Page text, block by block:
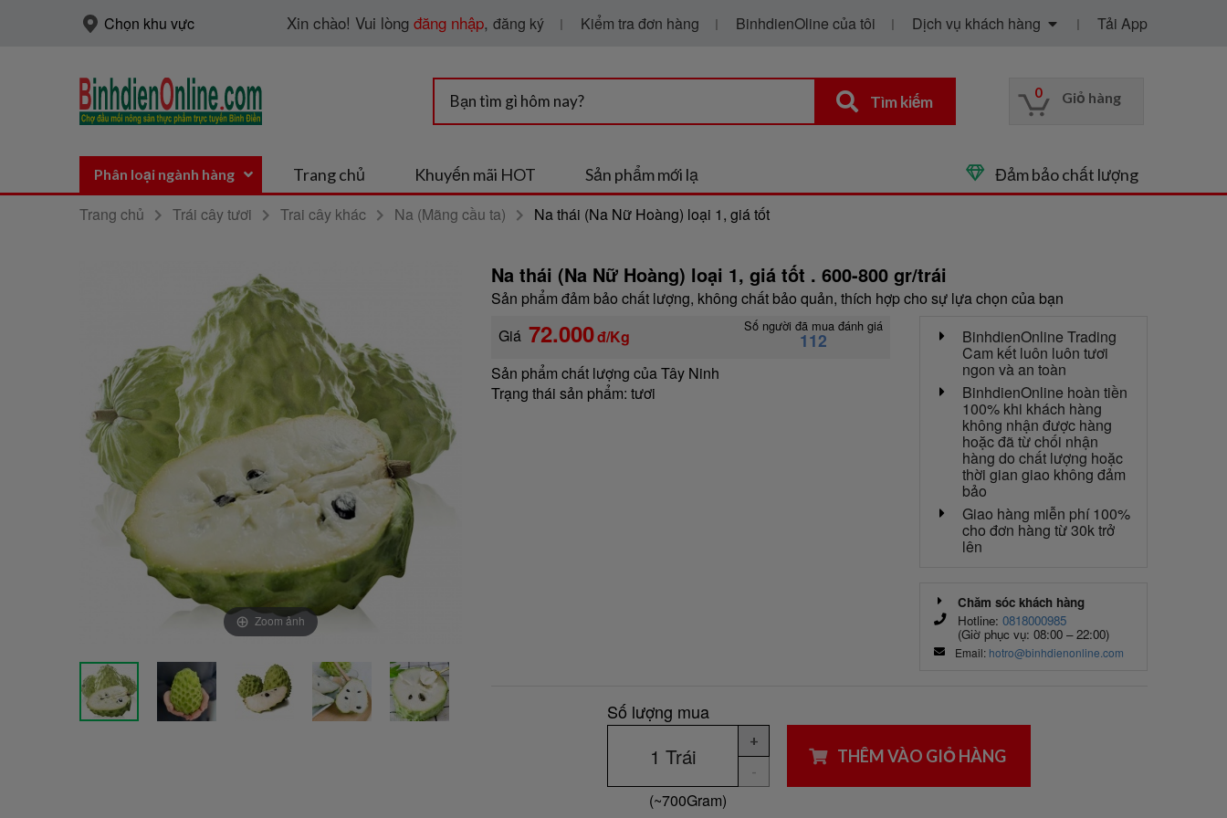
Chọn khu vực Xin chào! Vui lòng đăng nhập, đăng ký Kiểm tra đơn hàng BinhdienOline của tôi Dịch vụ khách hàng Tải App
Tìm kiếm 0 Giỏ hàng
Phân loại ngành hàng Trang chủ Khuyến mãi HOT Sản phẩm mới lạ Đảm bảo chất lượng
Trang chủ Trái cây tươi Trai cây khác Na (Mãng cầu ta) Na thái (Na Nữ Hoàng) loại 1, giá tốt
Zoom ảnh
Na thái (Na Nữ Hoàng) loại 1, giá tốt . 600-800 gr/trái
Sản phẩm đảm bảo chất lượng, không chất bảo quản, thích hợp cho sự lựa chọn của bạn
Giá 72.000đ/Kg
Số người đã mua đánh giá
112
Sản phẩm chất lượng của Tây Ninh
Trạng thái sản phẩm: tươi
BinhdienOnline Trading
Cam kết luôn luôn tươi
ngon và an toàn
BinhdienOnline hoàn tiền
100% khi khách hàng
không nhận được hàng
hoặc đã từ chối nhận
hàng do chất lượng hoặc
thời gian giao không đảm
bảo
Giao hàng miễn phí 100%
cho đơn hàng từ 30k trở
lên
Chăm sóc khách hàng
Hotline: 0818000985
(Giờ phục vụ: 08:00 – 22:00)
Email: hotro@binhdienonline.com
Số lượng mua
+
-
(~700Gram)
THÊM VÀO GIỎ HÀNG